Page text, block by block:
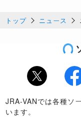
トップ ニュース
Twitter
JRA-VANでは各種ソ
います。